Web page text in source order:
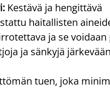
Kestävä ja hengittävä
haitallisten
ja se voidaan
ja sänkyjä
tuen, joka